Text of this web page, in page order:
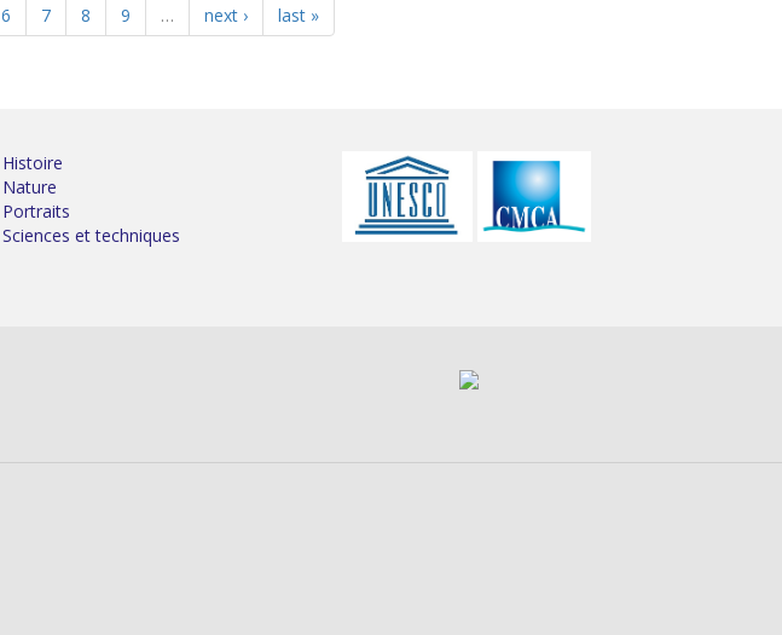
6 7 8 9 … next › last »
Histoire
Nature
Portraits
Sciences et techniques